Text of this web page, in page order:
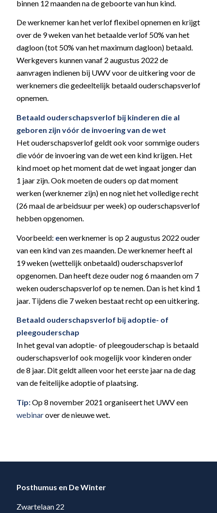
binnen 12 maanden na de geboorte van hun kind.
De werknemer kan het verlof flexibel opnemen en krijgt
over de 9 weken van het betaalde verlof 50% van het
dagloon (tot 50% van het maximum dagloon) betaald.
Werkgevers kunnen vanaf 2 augustus 2022 de
aanvragen indienen bij UWV voor de uitkering voor de
werknemers die gedeeltelijk betaald ouderschapsverlof
opnemen.
Betaald ouderschapsverlof bij kinderen die al
geboren zijn vóór de invoering van de wet
Het ouderschapsverlof geldt ook voor sommige ouders
die vóór de invoering van de wet een kind krijgen. Het
kind moet op het moment dat de wet ingaat jonger dan
1 jaar zijn. Ook moeten de ouders op dat moment
werken (werknemer zijn) en nog niet het volledige recht
(26 maal de arbeidsuur per week) op ouderschapsverlof
hebben opgenomen.
Voorbeeld: een werknemer is op 2 augustus 2022 ouder
van een kind van zes maanden. De werknemer heeft al
19 weken (wettelijk onbetaald) ouderschapsverlof
opgenomen. Dan heeft deze ouder nog 6 maanden om 7
weken ouderschapsverlof op te nemen. Dan is het kind 1
jaar. Tijdens die 7 weken bestaat recht op een uitkering.
Betaald ouderschapsverlof bij adoptie- of
pleegouderschap
In het geval van adoptie- of pleegouderschap is betaald
ouderschapsverlof ook mogelijk voor kinderen onder
de 8 jaar. Dit geldt alleen voor het eerste jaar na de dag
van de feitelijke adoptie of plaatsing.
Tip:Op 8 november 2021 organiseert het UWV een
webinarover de nieuwe wet.
Posthumus en De Winter
Zwartelaan 22